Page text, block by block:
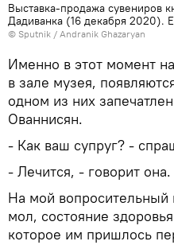
Выставка-продажа сувениров
Дадиванка (16 декабря 2020).
© Sputnik / Andranik Ghazaryan
Именно в этот момент
в зале музея,
одном из них
Ованнисян.
- Как ваш супруг? -
- Лечится, - говорит она.
На мой вопросительный
мол, состояние
которое им пришлось